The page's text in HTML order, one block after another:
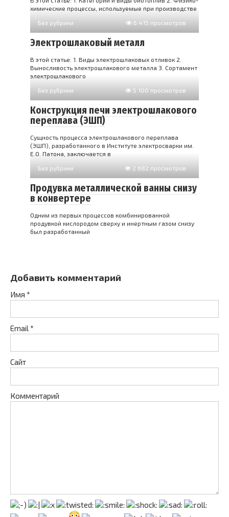
химические процессы, используемые при производстве
Без рубрики
6 415 просмотров
Электрошлаковый металл
В этой статье: 1. Виды электрошлаковых отливок 2.
Выносливость электрошлакового металла 3. Сортамент
электрошлакового
Без рубрики
5 100 просмотров
Конструкция печи электрошлакового
переплава (ЭШП)
Сущность процесса электрошлакового переплава
(ЭШП), разработанного в Институте электросварки им.
Е.О. Патона, заключается в
Без рубрики
2 682 просмотров
Продувка металлической ванны снизу
в конвертере
Одним из первых процессов комбинированной
продувкой кислородом сверху и инертным газом снизу
был разработанный
Добавить комментарий
Имя *
Email*
Сайт
Комментарий